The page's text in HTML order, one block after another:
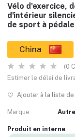
Vélo d'exercice,
d'intérieur
de sport à
China
(0
Estimer le délai de
Ajouter à la liste de
Marque
Produit en interne